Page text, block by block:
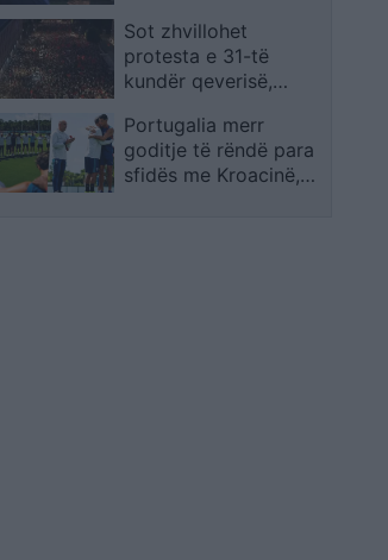
identitetin e saj
Sot zhvillohet
protesta e 31-të
kundër qeverisë,
largimin e
panegociueshëm të
Edi Ramës
Portugalia merr
goditje të rëndë para
sfidës me Kroacinë,